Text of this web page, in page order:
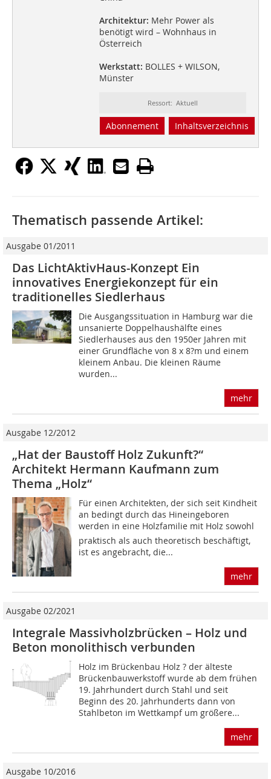
Architektur: Mehr Power als
benötigt wird – Wohnhaus in
Österreich
Werkstatt: BOLLES + WILSON,
Münster
Ressort: Aktuell
Abonnement Inhaltsverzeichnis
Thematisch passende Artikel:
Ausgabe 01/2011
Das LichtAktivHaus-Konzept Ein
innovatives Energiekonzept für ein
traditionelles Siedlerhaus
Die Ausgangssituation in Hamburg war die
unsanierte Doppelhaushälfte eines
Siedlerhauses aus den 1950er Jahren mit
einer Grundfläche von 8 x 8?m und einem
kleinem Anbau. Die kleinen Räume
wurden...
mehr
Ausgabe 12/2012
„Hat der Baustoff Holz Zukunft?“
Architekt Hermann Kaufmann zum
Thema „Holz“
Für einen Architekten, der sich seit Kindheit
an bedingt durch das Hin­eingeboren
werden in eine Holzfamilie mit Holz sowohl
praktisch als auch theoretisch beschäftigt,
ist es angebracht, die...
mehr
Ausgabe 02/2021
Integrale Massivholzbrücken – Holz und
Beton monolithisch verbunden
Holz im Brückenbau Holz ? der älteste
Brückenbauwerkstoff wurde ab dem frühen
19. Jahrhundert durch Stahl und seit
Beginn des 20. Jahrhunderts dann von
Stahlbeton im Wettkampf um größere...
mehr
Ausgabe 10/2016